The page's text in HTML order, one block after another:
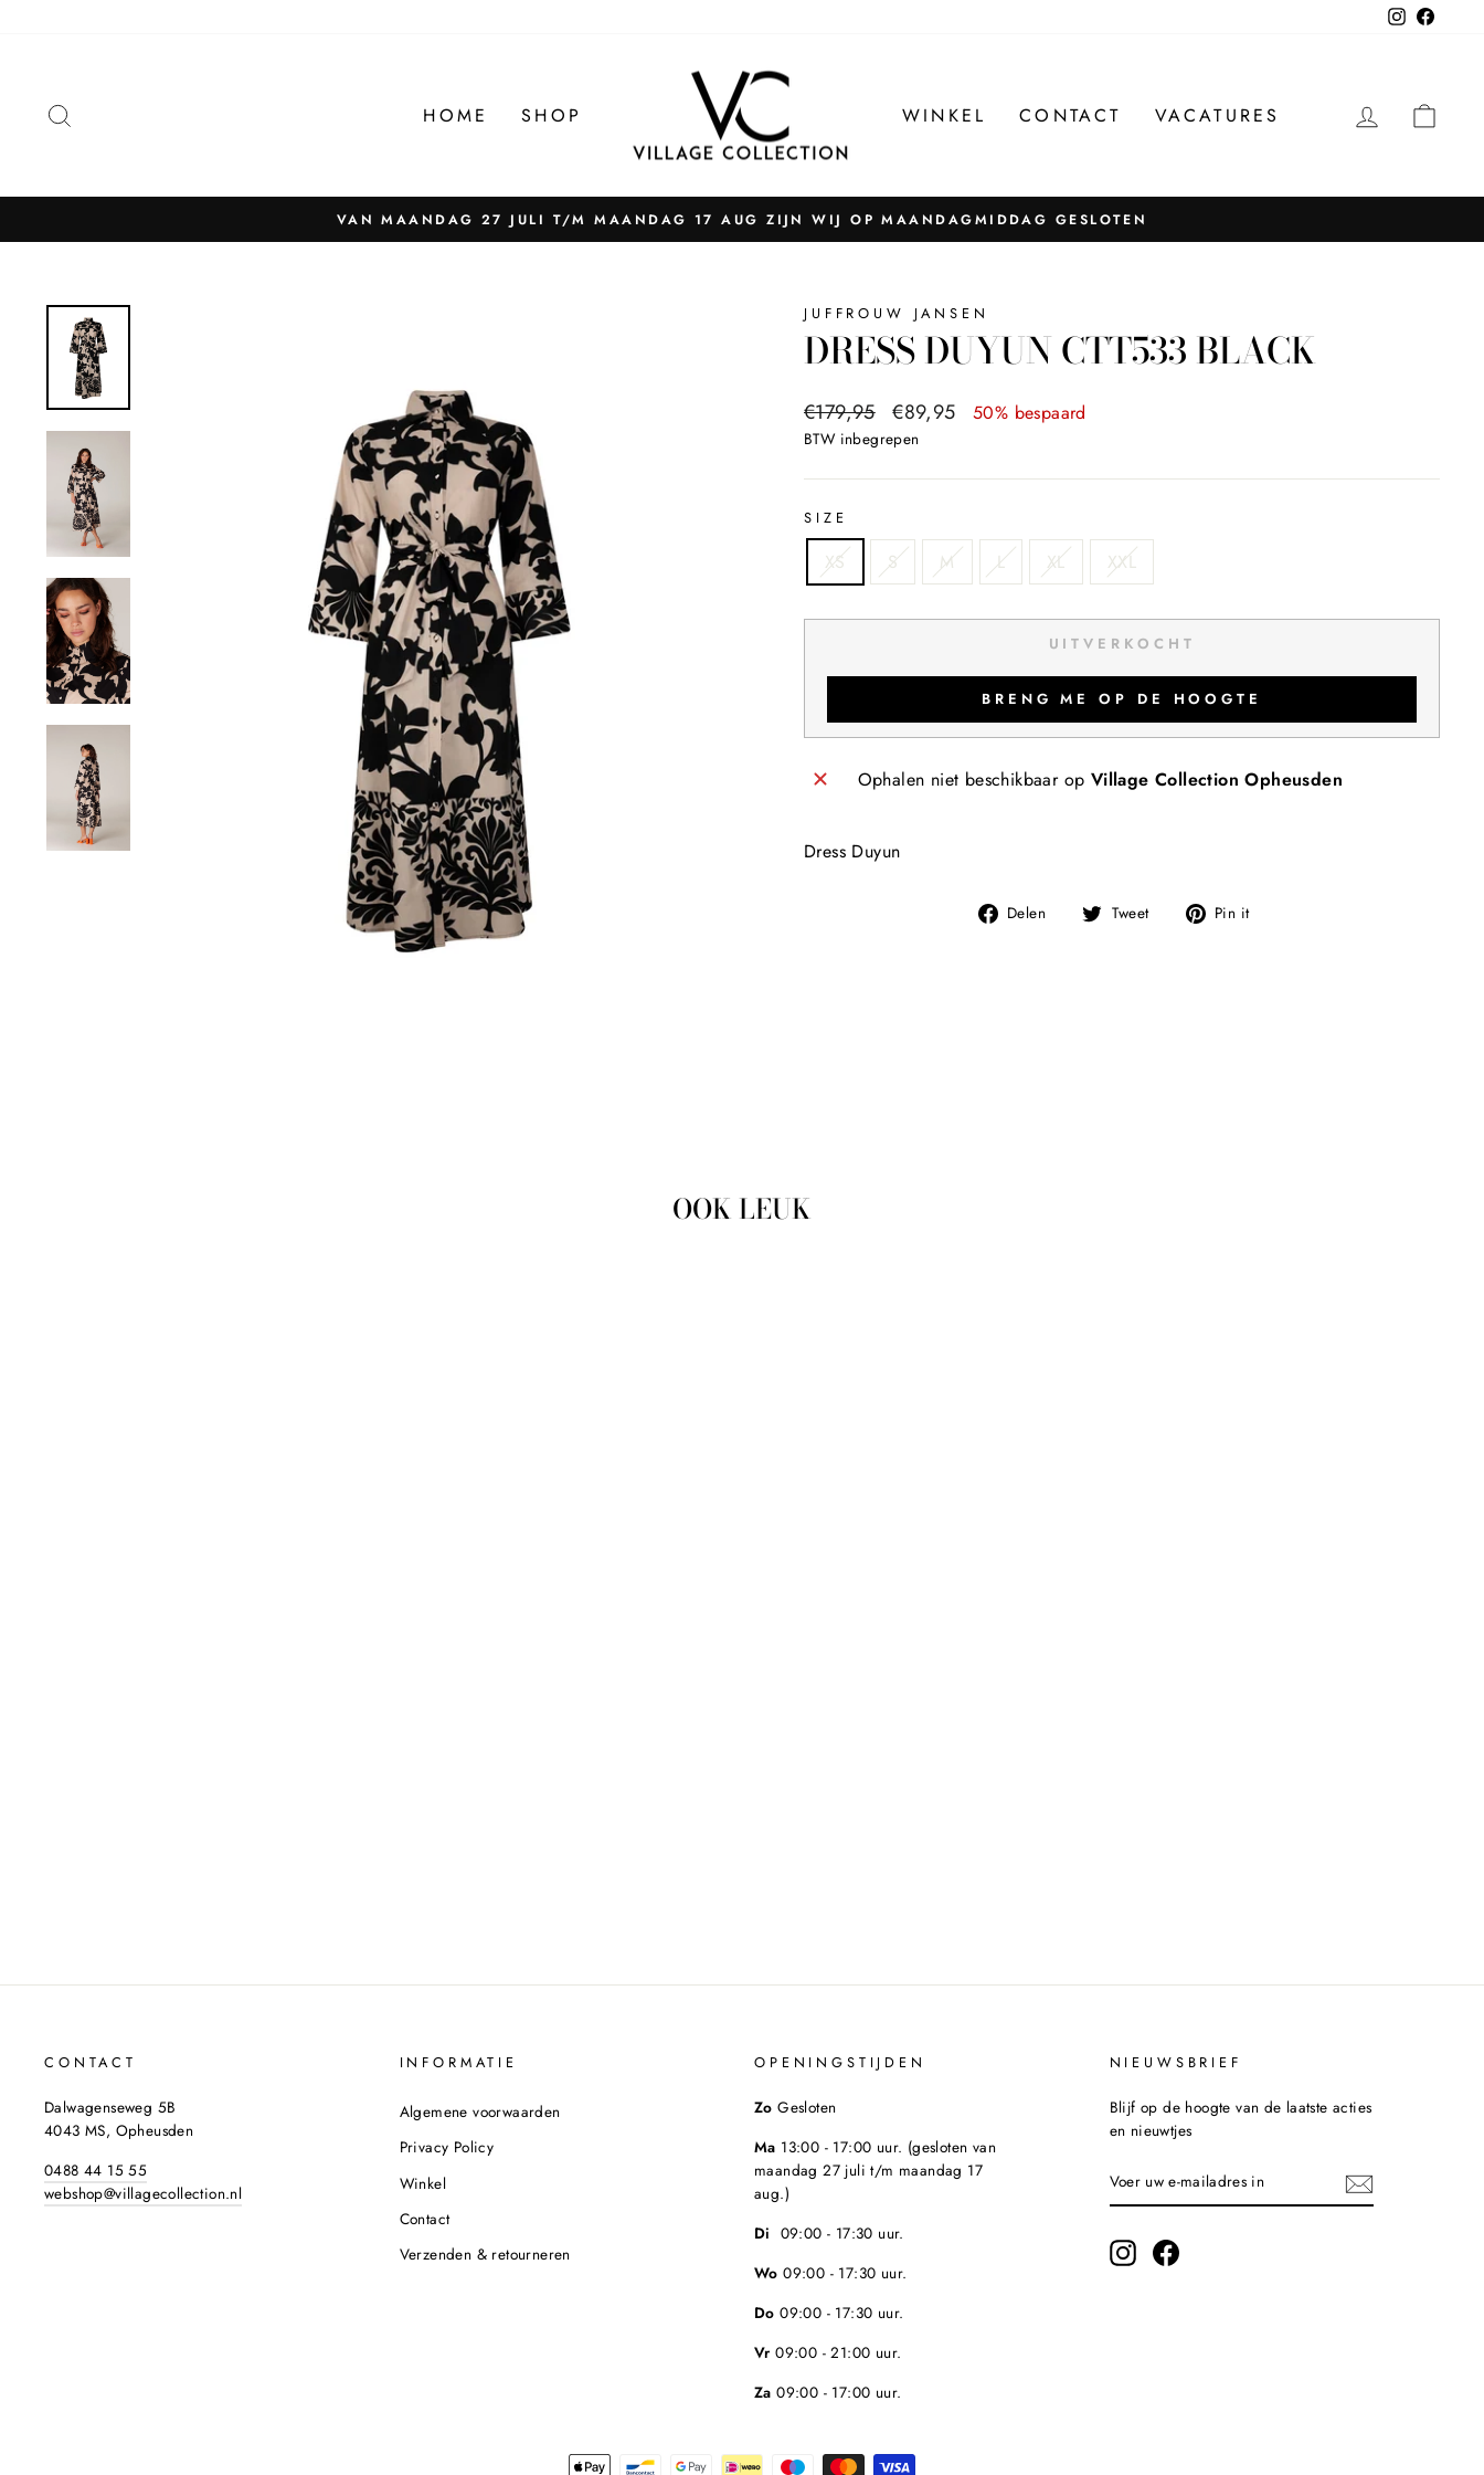
Instagram
HOME SHOP WINKEL CONTACT VACATURES
Pauzeer
VAN MAANDAG 27 JULI T/M MAANDAG 17 AUG ZIJN WIJ OP MAANDAGMIDDAG GESLOTEN
JUFFROUW JANSEN
DRESS DUYUN CTT533 BLACK
Normale
prijs
€179,95
Sale
prijs
€89,95 50% bespaard
BTW inbegrepen
SIZE
XS S M L XL XXL
UITVERKOCHT
BRENG ME OP DE HOOGTE
Ophalen niet beschikbaar op Village Collection Opheusden
Dress Duyun
Delen
Deel
Tweet
Tweet Pin it
OOK LEUK
CONTACT
Dalwagenseweg 5B
4043 MS, Opheusden
0488 44 15 55
webshop@villagecollection.nl
INFORMATIE
Algemene voorwaarden
Privacy Policy
Winkel
Contact
Verzenden & retourneren
OPENINGSTIJDEN
Zo Gesloten
Ma 13:00 - 17:00 uur. (gesloten van
maandag 27 juli t/m maandag 17
aug.)
Di 09:00 - 17:30 uur.
Wo 09:00 - 17:30 uur.
Do 09:00 - 17:30 uur.
Vr 09:00 - 21:00 uur.
Za 09:00 - 17:00 uur.
NIEUWSBRIEF
Blijf op de hoogte van de laatste acties
en nieuwtjes
UW
E-
IN InstagramFacebook